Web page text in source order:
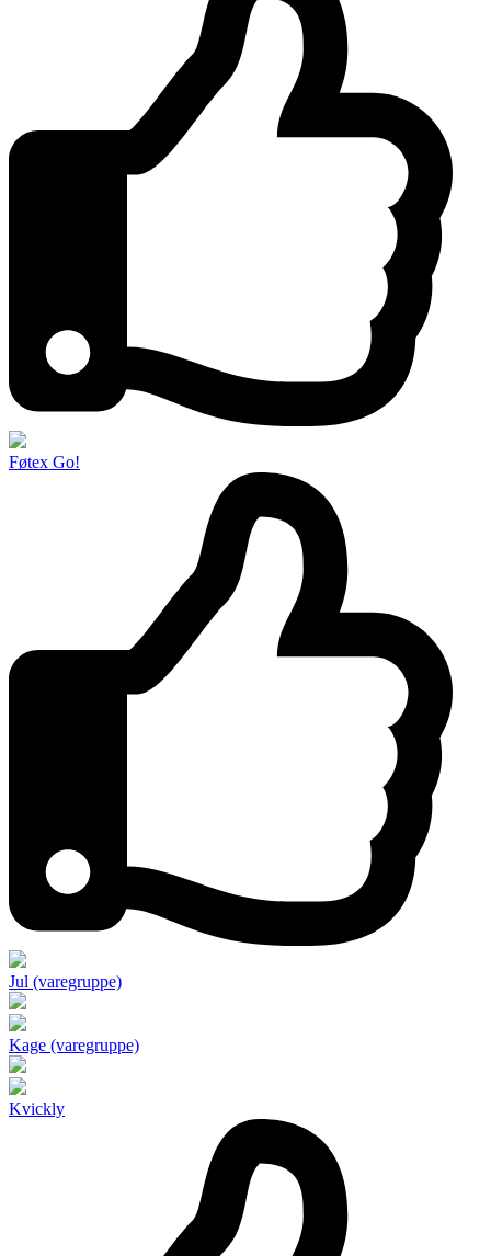
Føtex Go!
Jul (varegruppe)
Kage (varegruppe)
Kvickly